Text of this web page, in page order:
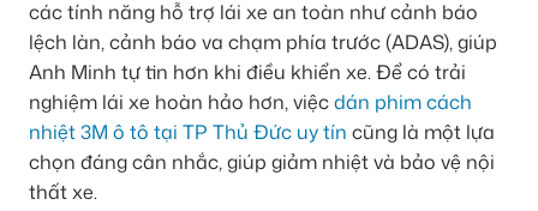
các tính năng hỗ trợ lái xe an toàn như cảnh báo
lệch làn, cảnh báo va chạm phía trước (ADAS), giúp
Anh Minh tự tin hơn khi điều khiển xe. Để có trải
nghiệm lái xe hoàn hảo hơn, việcdán phim cách
nhiệt 3M ô tô tại TP Thủ Đức uy tín cũng là một lựa
chọn đáng cân nhắc, giúp giảm nhiệt và bảo vệ nội
thất xe.